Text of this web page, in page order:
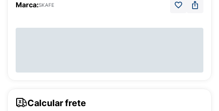
Marca:SKAFE
Calcular frete